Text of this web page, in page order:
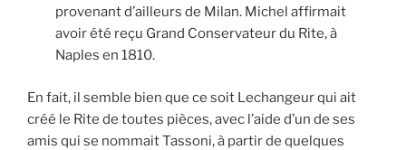
provenant d’ailleurs de Milan. Michel affirmait
avoir été reçu Grand Conservateur du Rite, à
Naples en 1810.
En fait, il semble bien que ce soit Lechangeur qui ait
créé le Rite de toutes pièces, avec l’aide d’un de ses
amis qui se nommait Tassoni, à partir de quelques